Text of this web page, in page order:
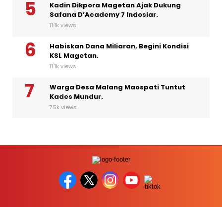
Kadin Dikpora Magetan Ajak Dukung
Safana D’Academy 7 Indosiar.
11.1k views
Habiskan Dana Miliaran, Begini Kondisi
KSL Magetan.
11.1k views
Warga Desa Malang Maospati Tuntut
Kades Mundur.
7.5k views